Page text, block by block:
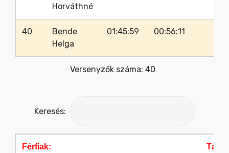
Horváthné
40
Bende
Helga
01:45:59 00:56:11
Versenyzők száma: 40
Keresés:
Férfiak: Táv: